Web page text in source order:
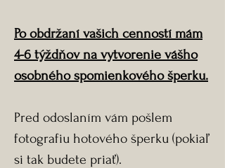
Po obdržaní vašich cenností mám
4-6 týždňov na vytvorenie vášho
osobného spomienkového šperku.
Pred odoslaním vám pošlem
fotografiu hotového šperku (pokiaľ
si tak budete priať).